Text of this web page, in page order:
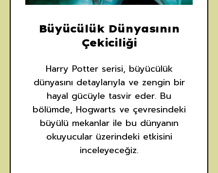
Büyücülük Dünyasının
Çekiciliği
Harry Potter serisi, büyücülük
dünyasını detaylarıyla ve zengin bir
hayal gücüyle tasvir eder. Bu
bölümde, Hogwarts ve çevresindeki
büyülü mekanlar ile bu dünyanın
okuyucular üzerindeki etkisini
inceleyeceğiz.